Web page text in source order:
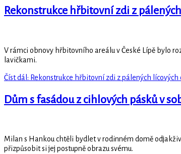
Rekonstrukce hřbitovní zdi z
V rámci obnovy hřbitovního areálu v České Lípě bylo
lavičkami.
Číst dál: Rekonstrukce hřbitovní zdi z pálených lícových
Dům s fasádou z cihlových pásků v
Milan s Hankou chtěli bydlet v rodinném domě
přizpůsobit si jej postupně obrazu svému.